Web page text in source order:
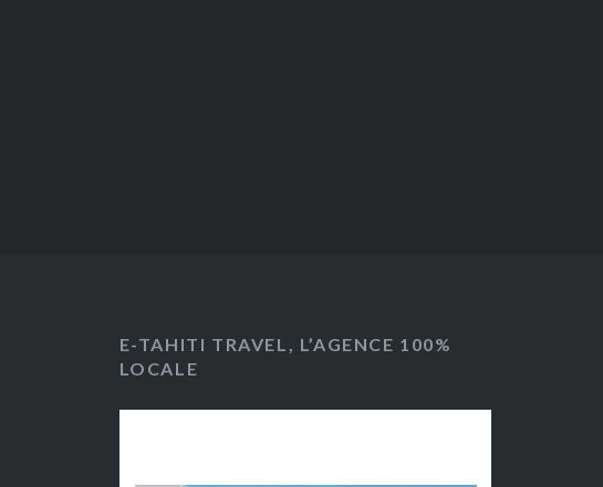
E-TAHITI TRAVEL, L’AGENCE 100%
LOCALE